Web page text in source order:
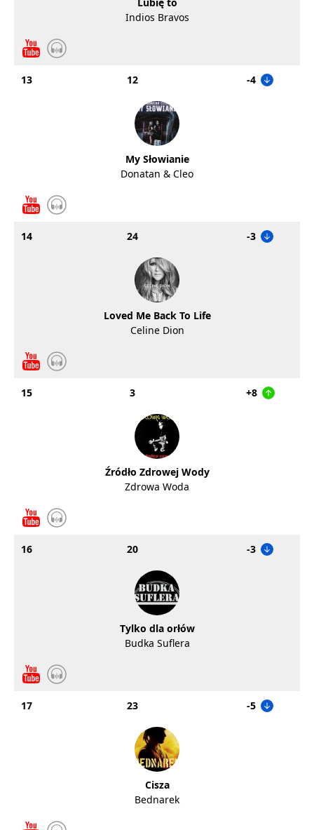
Indios Bravos
13 12 -4
My Słowianie
Donatan & Cleo
14 24 -3
Loved Me Back To Life
Celine Dion
15 3 +8
Źródło Zdrowej Wody
Zdrowa Woda
16 20 -3
Tylko dla orłów
Budka Suflera
17 23 -5
Cisza
Bednarek